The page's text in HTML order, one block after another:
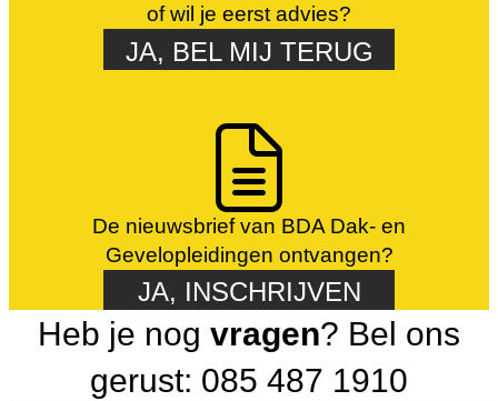
of wil je eerst advies?
JA, BEL MIJ TERUG
De nieuwsbrief van BDA Dak- en
Gevelopleidingen ontvangen?
JA, INSCHRIJVEN
Heb je nog vragen? Bel ons
gerust: 085 487 1910